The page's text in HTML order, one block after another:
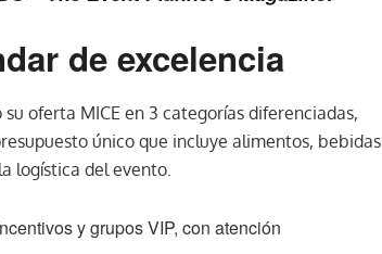
de excelencia
oferta MICE en 3 categorías diferenciadas,
único que incluye alimentos, bebidas
logística del evento.
y grupos VIP, con atención